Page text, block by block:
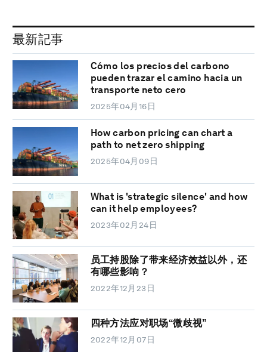
最新記事
Cómo los precios del carbono
pueden trazar el camino hacia un
transporte neto cero
2025年04月16日
How carbon pricing can chart a
path to net zero shipping
2025年04月09日
What is 'strategic silence' and how
can it help employees?
2023年02月24日
员工持股除了带来经济效益以外，还
有哪些影响？
2022年12月23日
四种方法应对职场“微歧视”
2022年12月07日